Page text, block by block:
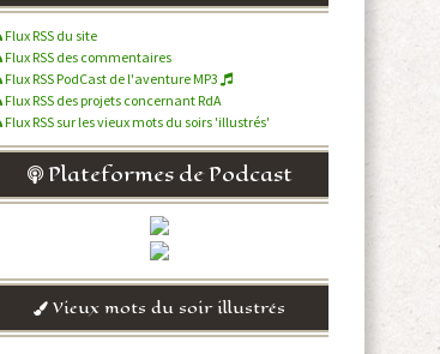
Flux RSS du site
Flux RSS des commentaires
Flux RSS PodCast de l'aventure MP3
Flux RSS des projets concernant RdA
Flux RSS sur les vieux mots du soirs 'illustrés'
Plateformes de Podcast
Vieux mots du soir illustrés